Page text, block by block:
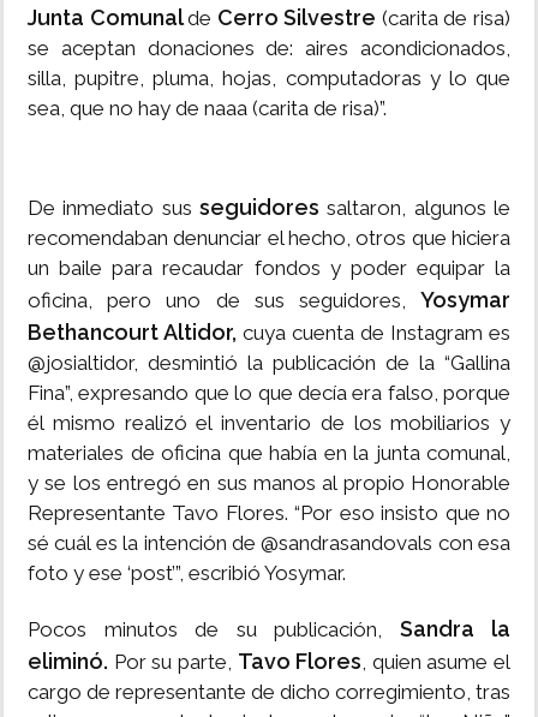
Junta Comunalde Cerro Silvestre (carita de risa)
se aceptan donaciones de: aires acondicionados,
silla, pupitre, pluma, hojas, computadoras y lo que
sea, que no hay de naaa (carita de risa)”.
De inmediato sus seguidores saltaron, algunos le
recomendaban denunciar el hecho, otros que hiciera
un baile para recaudar fondos y poder equipar la
oficina, pero uno de sus seguidores, Yosymar
Bethancourt Altidor, cuya cuenta de Instagram es
@josialtidor, desmintió la publicación de la “Gallina
Fina”, expresando que lo que decía era falso, porque
él mismo realizó el inventario de los mobiliarios y
materiales de oficina que había en la junta comunal,
y se los entregó en sus manos al propio Honorable
Representante Tavo Flores. “Por eso insisto que no
sé cuál es la intención de @sandrasandovals con esa
foto y ese ‘post’”, escribió Yosymar.
Pocos minutos de su publicación, Sandra la
eliminó. Por su parte, Tavo Flores, quien asume el
cargo de representante de dicho corregimiento, tras